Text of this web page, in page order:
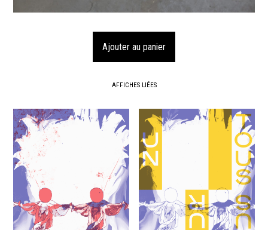
AFFICHES LIÉES